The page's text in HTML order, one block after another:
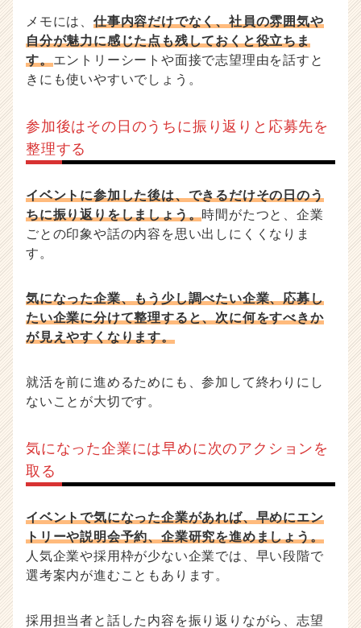
メモには、 仕事内容だけでなく、社員の雰囲気や
自分が魅力に感じた点も残しておくと役立ちま
す。エントリーシートや面接で志望理由を話すと
きにも使いやすいでしょう。
参加後はその日のうちに振り返りと応募先を
整理する
イベントに参加した後は、できるだけその日のう
ちに振り返りをしましょう。時間がたつと、企業
ごとの印象や話の内容を思い出しにくくなりま
す。
気になった企業、もう少し調べたい企業、応募し
たい企業に分けて整理すると、次に何をすべきか
が見えやすくなります。
就活を前に進めるためにも、参加して終わりにし
ないことが大切です。
気になった企業には早めに次のアクションを
取る
イベントで気になった企業があれば、早めにエン
トリーや説明会予約、企業研究を進めましょう。
人気企業や採用枠が少ない企業では、早い段階で
選考案内が進むこともあります。
採用担当者と話した内容を振り返りながら、志望